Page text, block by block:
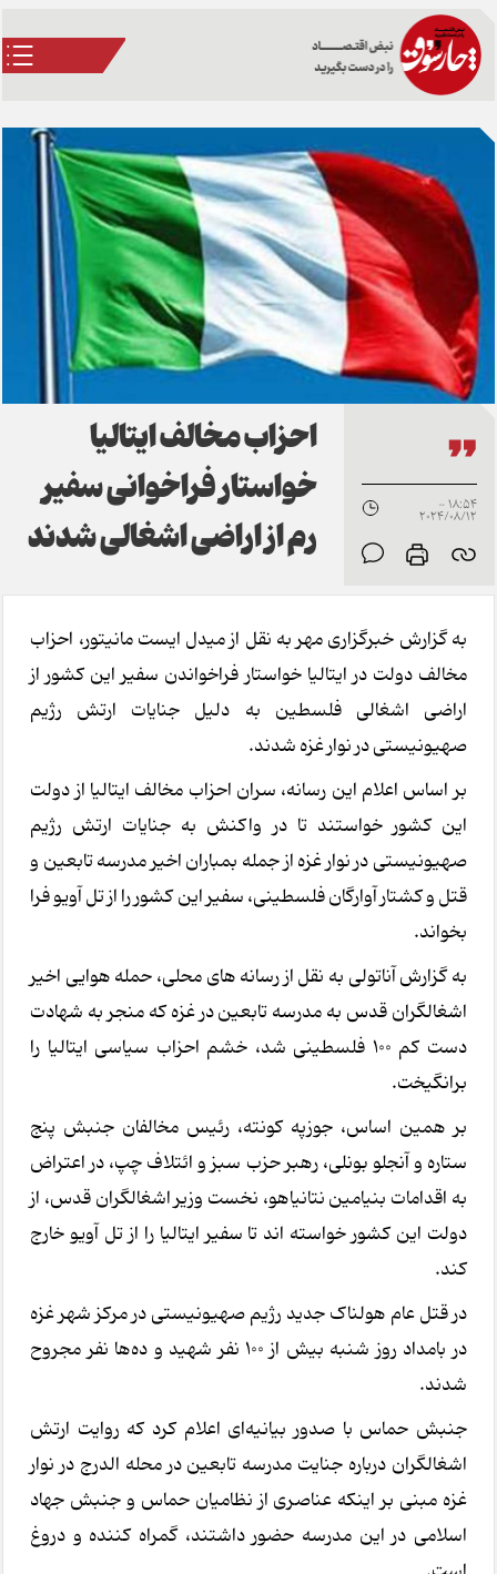
18:54 -
2024/08/12
احزاب مخالف ایتالیا
خواستار فراخوانی سفیر
رم از اراضی اشغالی شدند
به گزارش خبرگزاری مهر به نقل از میدل ایست مانیتور، احزاب
مخالف دولت در ایتالیا خواستار فراخواندن سفیر این کشور از
اراضی اشغالی فلسطین به دلیل جنایات ارتش رژیم
صهیونیستی در نوار غزه شدند.
بر اساس اعلام این رسانه، سران احزاب مخالف ایتالیا از دولت
این کشور خواستند تا در واکنش به جنایات ارتش رژیم
صهیونیستی در نوار غزه از جمله بمباران اخیر مدرسه تابعین و
قتل و کشتار آوارگان فلسطینی، سفیر این کشور را از تل آویو فرا
بخواند.
به گزارش آناتولی به نقل از رسانه های محلی، حمله هوایی اخیر
اشغالگران قدس به مدرسه تابعین در غزه که منجر به شهادت
دست کم ۱۰۰ فلسطینی شد، خشم احزاب سیاسی ایتالیا را
برانگیخت.
بر همین اساس، جوزپه کونته، رئیس مخالفان جنبش پنج
ستاره و آنجلو بونلی، رهبر حزب سبز و ائتلاف چپ، در اعتراض
به اقدامات بنیامین نتانیاهو، نخست وزیر اشغالگران قدس، از
دولت این کشور خواسته اند تا سفیر ایتالیا را از تل آویو خارج
کند.
در قتل عام هولناک جدید رژیم صهیونیستی در مرکز شهر غزه
در بامداد روز شنبه بیش از۱۰۰
نفر شهید و ده‌ها نفر مجروح
شدند.
جنبش حماس با صدور بیانیه‌ای اعلام کرد که روایت ارتش
اشغالگران درباره جنایت مدرسه تابعین در محله الدرج در نوار
غزه مبنی بر اینکه عناصری از نظامیان حماس و جنبش جهاد
اسلامی در این مدرسه حضور داشتند، گمراه کننده و دروغ